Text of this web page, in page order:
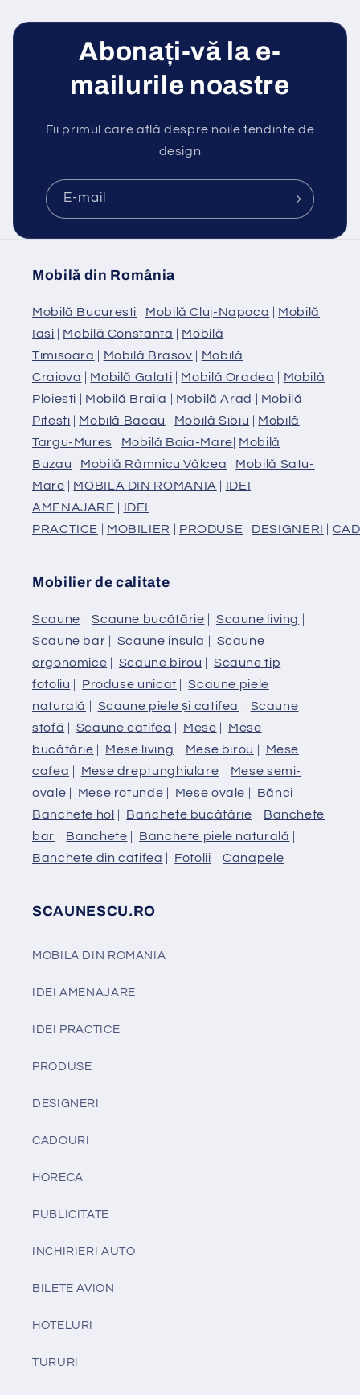
Abonați-vă la e-
mailurile noastre
Fii primul care află despre noile tendinte de
design
E-mail
Mobilă din România
Mobilă Bucuresti | Mobilă Cluj-Napoca | Mobilă
Iasi | Mobilă Constanta | Mobilă
Timisoara | Mobilă Brasov | Mobilă
Craiova | Mobilă Galati | Mobilă Oradea | Mobilă
Ploiesti | Mobilă Braila | Mobilă Arad | Mobilă
Pitesti | Mobilă Bacau | Mobilă Sibiu | Mobilă
Targu-Mures | Mobilă Baia-Mare| Mobilă
Buzau | Mobilă Râmnicu Vâlcea | Mobilă Satu-
Mare | MOBILA DIN ROMANIA | IDEI
AMENAJARE | IDEI
PRACTICE | MOBILIER | PRODUSE | DESIGNERI |
Mobilier de calitate
Scaune |Scaune bucătărie | Scaune living |
Scaune bar | Scaune insula | Scaune
ergonomice | Scaune birou | Scaune tip
fotoliu | Produse unicat |Scaune piele
naturală | Scaune piele și catifea | Scaune
stofă | Scaune catifea | Mese | Mese
bucătărie | Mese living | Mese birou | Mese
cafea | Mese dreptunghiulare | Mese semi-
ovale | Mese rotunde | Mese ovale | Bănci |
Banchete hol | Banchete bucătărie | Banchete
bar | Banchete | Banchete piele naturală |
Banchete din catifea | Fotolii |Canapele
SCAUNESCU.RO
MOBILA DIN ROMANIA
IDEI AMENAJARE
IDEI PRACTICE
PRODUSE
DESIGNERI
CADOURI
HORECA
PUBLICITATE
INCHIRIERI AUTO
BILETE AVION
HOTELURI
TURURI